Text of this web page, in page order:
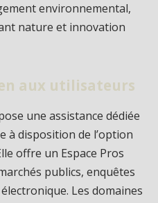
environnemental,
nature et innovation
aux utilisateurs
une assistance dédiée
à disposition de l’option
offre un Espace Pros
publics, enquêtes
Les domaines